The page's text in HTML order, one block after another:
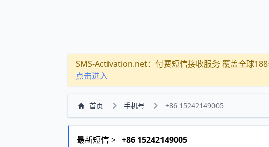
SMS-Activation.net：付费短信接收服务 覆盖全球
点击进入
首页 手机号 +86 15242149005
最新短信 > +86 15242149005